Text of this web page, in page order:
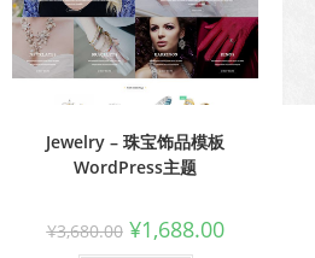
Jewelry – 珠宝饰品模板
WordPress主题
¥3,680.00 ¥1,688.00